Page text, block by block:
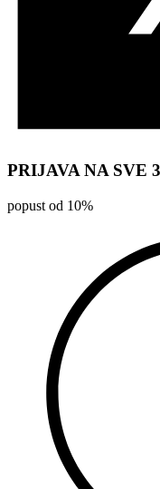
PRIJAVA NA SVE
popust od 10%